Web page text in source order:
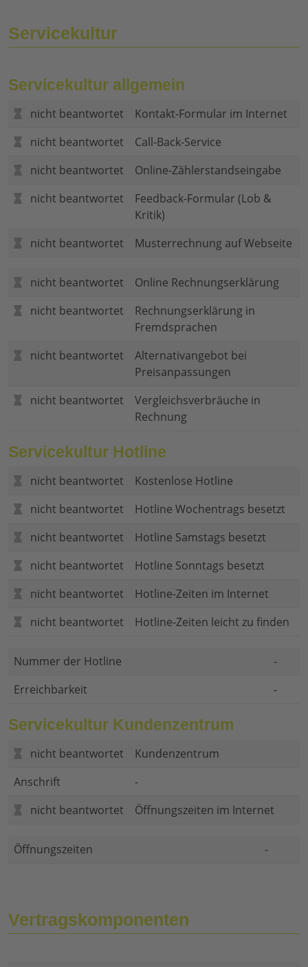
Servicekultur
Servicekultur allgemein
nicht beantwortet
Kontakt-Formular im Internet
nicht beantwortet
Call-Back-Service
nicht beantwortet
Online-Zählerstandseingabe
nicht beantwortet
Feedback-Formular (Lob &
Kritik)
nicht beantwortet
Musterrechnung auf Webseite
nicht beantwortet
Online Rechnungserklärung
nicht beantwortet
Rechnungserklärung in
Fremdsprachen
nicht beantwortet
Alternativangebot bei
Preisanpassungen
nicht beantwortet
Vergleichsverbräuche in
Rechnung
Servicekultur Hotline
nicht beantwortet
Kostenlose Hotline
nicht beantwortet
Hotline Wochentrags besetzt
nicht beantwortet
Hotline Samstags besetzt
nicht beantwortet
Hotline Sonntags besetzt
nicht beantwortet
Hotline-Zeiten im Internet
nicht beantwortet
Hotline-Zeiten leicht zu finden
Nummer der Hotline
-
Erreichbarkeit
-
Servicekultur Kundenzentrum
nicht beantwortet
Kundenzentrum
Anschrift
-
nicht beantwortet
Öffnungszeiten im Internet
Öffnungszeiten -
Vertragskomponenten